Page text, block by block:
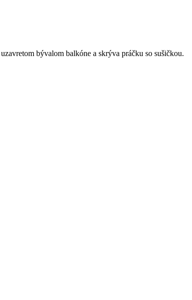
bývalom balkóne a skrýva práčku so sušičkou.